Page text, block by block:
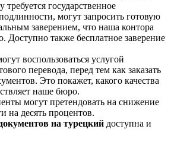
государственное
могут запросить готовую
заверением, что наша контора
Доступно также бесплатное заверение
воспользоваться услугой
перевода, перед тем как заказать
Это покажет, какого качества
наше бюро.
могут претендовать на снижение
на десять процентов.
на турецкий доступна и